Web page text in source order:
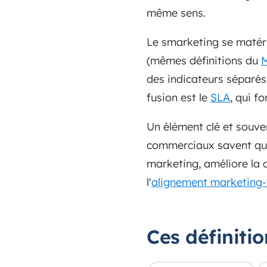
même sens.
Le smarketing se
(mêmes définitions du
des indicateurs
fusion est le SLA, qui
Un élément clé et
commerciaux savent
marketing, améliore la
l'alignement
Ces